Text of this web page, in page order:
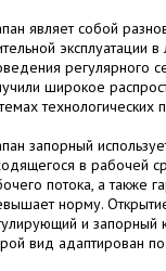
являет собой
эксплуатации
регулярного
широкое
технологических
запорный
в рабочей
потока, а также
норму.
и запорный
вид адаптирован